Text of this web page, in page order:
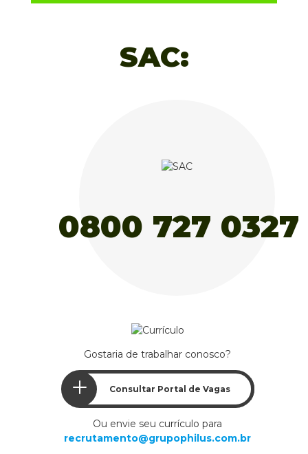
SAC:
Gostaria de trabalhar conosco?
Consultar Portal de Vagas
Ou envie seu currículo para
recrutamento@grupophilus.com.br